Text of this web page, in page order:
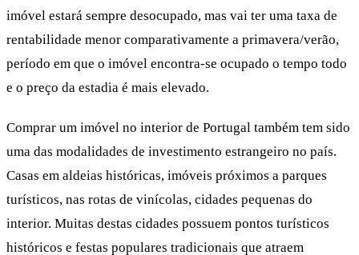
imóvel estará sempre desocupado, mas vai ter uma taxa de
rentabilidade menor comparativamente a primavera/verão,
período em que o imóvel encontra-se ocupado o tempo todo
e o preço da estadia é mais elevado.
Comprar um imóvel no interior de Portugal também tem sido
uma das modalidades de investimento estrangeiro no país.
Casas em aldeias históricas, imóveis próximos a parques
turísticos, nas rotas de vinícolas, cidades pequenas do
interior. Muitas destas cidades possuem pontos turísticos
históricos e festas populares tradicionais que atraem